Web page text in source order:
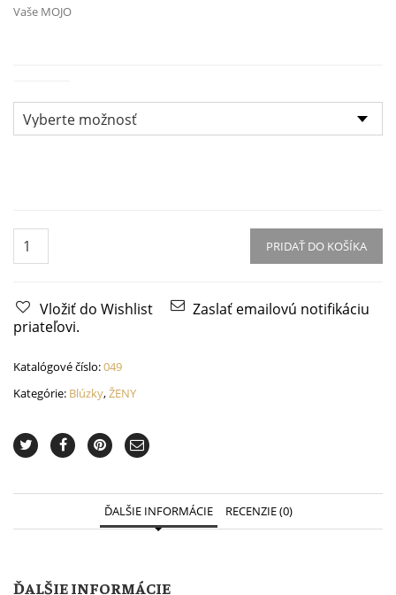
Vaše MOJO
Blúzka
blue PRIDAŤ DO KOŠÍKA
Vložiť do Wishlist
Zaslať emailovú notifikáciu
priateľovi.
Katalógové číslo:049
Kategórie: Blúzky,ŽENY
ĎALŠIE INFORMÁCIE RECENZIE (0)
ĎALŠIE INFORMÁCIE